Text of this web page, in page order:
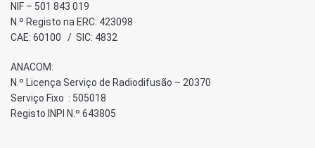
NIF – 501 843 019
N.º Registo na ERC: 423098
CAE: 60100 / SIC: 4832
ANACOM:
N.º Licença Serviço de Radiodifusão – 20370
Serviço Fixo : 505018
Registo INPI N.º 643805